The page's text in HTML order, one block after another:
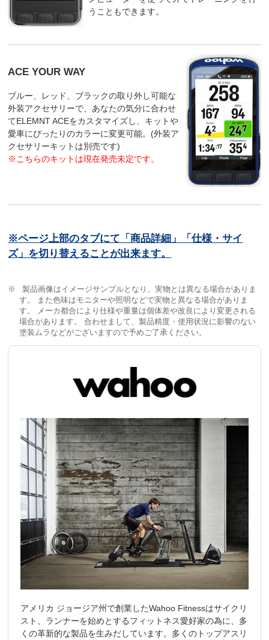
うこともできます。
ACE YOUR WAY
ブルー、レッド、ブラックの取り外し可能な
外装アクセサリーで、あなたの気分に合わせ
てELEMNT ACEをカスタマイズし、キットや
愛車にぴったりのカラーに変更可能。(外装ア
クセサリーキットは別売です)
※こちらのキットは現在発売未定です。
※ページ上部のタブにて「商品詳細」「仕様・サイ
ズ」を切り替えることが出来ます。
製品画像はイメージサンプルとなり、実物とは異なる場合がありま
す。 また色味はモニターや照明などで実物と異なる場合がありま
す。 メーカ都合により仕様や重量は個体差や改良により変更される
場合があります。 合わせまして、製品精度・使用状況に影響のない
塗装ムラなどがございますので予めご了承ください。
アメリカ ジョージア州で創業したWahoo Fitnessはサイクリ
スト、ランナーを始めとするフィットネス愛好家の為に、多
くの革新的な製品を生みだしています。多くのトップアスリ